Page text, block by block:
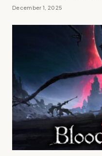
December 1, 2025